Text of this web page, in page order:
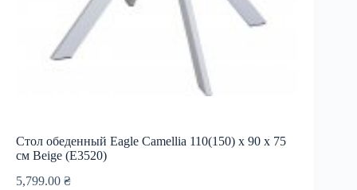
Стол обеденный Eagle Camellia 110(150) х 90 х 75
см Beige (E3520)
5,799.00 ₴